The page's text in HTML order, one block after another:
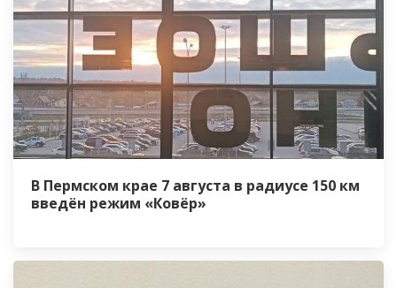
В Пермском крае 7 августа в радиусе 150 км
введён режим «Ковёр»